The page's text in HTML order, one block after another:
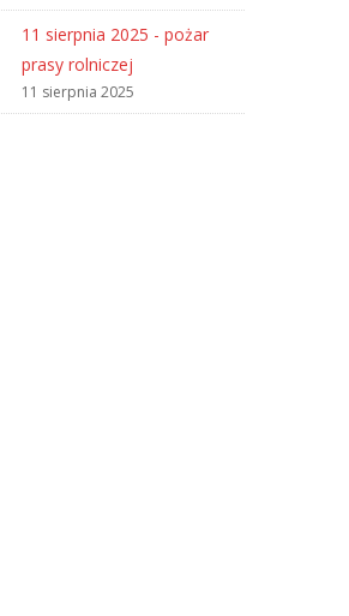
11 sierpnia 2025 - pożar
prasy rolniczej
11 sierpnia 2025